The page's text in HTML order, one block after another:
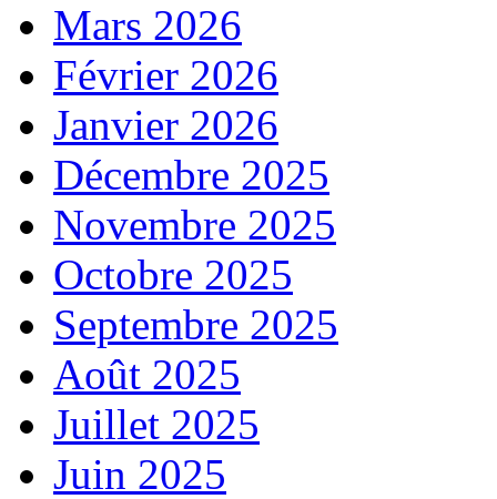
Mars 2026
Février 2026
Janvier 2026
Décembre 2025
Novembre 2025
Octobre 2025
Septembre 2025
Août 2025
Juillet 2025
Juin 2025